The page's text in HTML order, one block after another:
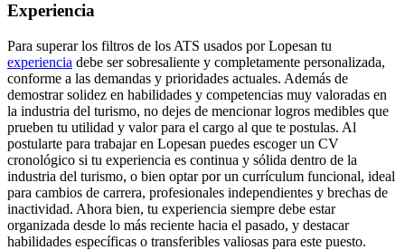
Experiencia
Para superar los filtros de los ATS usados por Lopesan tu
experiencia debe ser sobresaliente y completamente personalizada,
conforme a las demandas y prioridades actuales. Además de
demostrar solidez en habilidades y competencias muy valoradas en
la industria del turismo, no dejes de mencionar logros medibles que
prueben tu utilidad y valor para el cargo al que te postulas. Al
postularte para trabajar en Lopesan puedes escoger un CV
cronológico si tu experiencia es continua y sólida dentro de la
industria del turismo, o bien optar por un currículum funcional, ideal
para cambios de carrera, profesionales independientes y brechas de
inactividad. Ahora bien, tu experiencia siempre debe estar
organizada desde lo más reciente hacia el pasado, y destacar
habilidades específicas o transferibles valiosas para este puesto.